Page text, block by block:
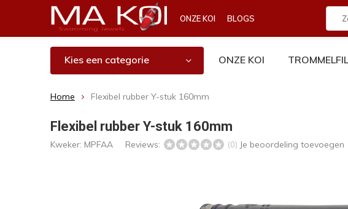
ONZE KOI BLOGS
Kies een categorie ONZE KOI
Home Flexibel rubber Y-stuk 160mm
Flexibel rubber Y-stuk 160mm
Kweker: MPFAA Reviews: (0) Je beoordeling toevoegen